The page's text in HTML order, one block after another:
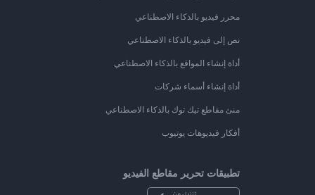
محرر فيديو بالذكاء الاصطناعي
نص إلى فيديو بالذكاء الاصطناعي
أداة إنشاء المواقع بالذكاء الاصطناعي
أداة إنشاء أسماء شركات
منئ مقاطع تيك توك بالذكاء الاصطناعي
أفكار فيديوهات يوتيوب
تطبيقات تحرير مقاطع الفيديو